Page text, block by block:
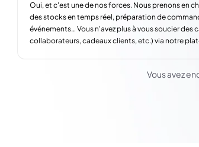
Oui, et c'est une de nos forces. Nous prenons en
des stocks en temps réel, préparation de
événements… Vous n'avez plus à vous soucier
collaborateurs, cadeaux clients, etc.) via notre
Vous avez